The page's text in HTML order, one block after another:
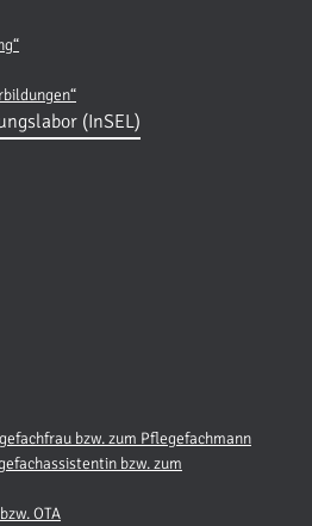
(InSEL)
bzw. zum Pflegefachmann
bzw. zum
OTA